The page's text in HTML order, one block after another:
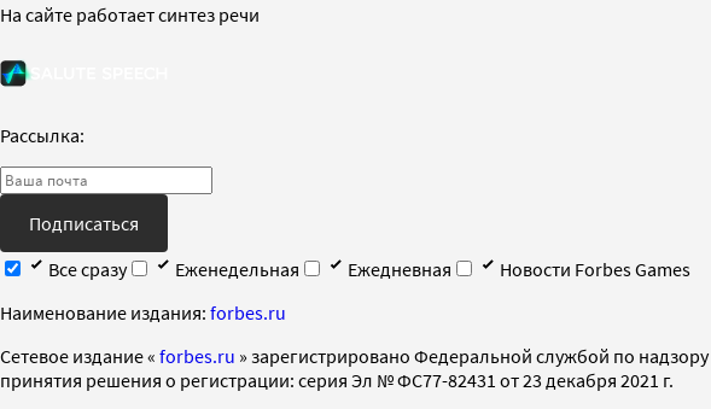
На сайте работает синтез речи
Рассылка:
Подписаться
Все сразу
Еженедельная Ежедневная
Новости Forbes Games
Наименование издания: forbes.ru
Cетевое издание « forbes.ru » зарегистрировано Федеральной службой по
принятия решения о регистрации: серия Эл № ФС77-82431 от 23 декабря 2021 г.